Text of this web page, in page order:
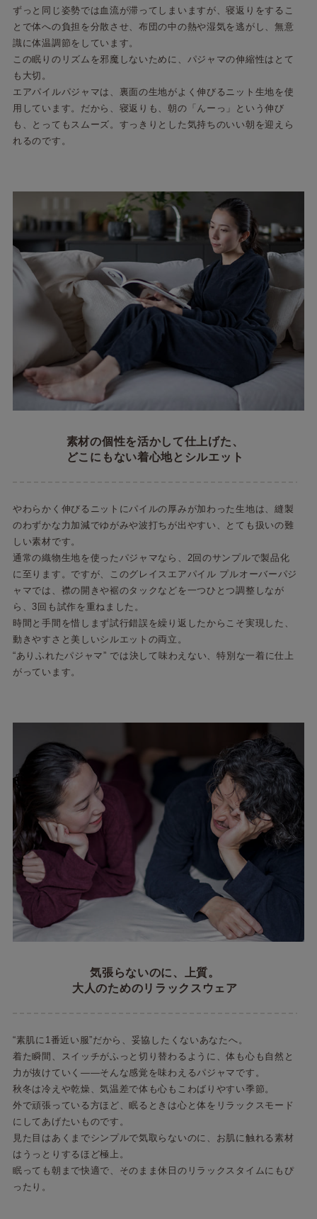
ずっと同じ姿勢では血流が滞ってしまいますが、寝返りをするこ
とで体への負担を分散させ、布団の中の熱や湿気を逃がし、無意
識に体温調節をしています。
この眠りのリズムを邪魔しないために、パジャマの伸縮性はとて
も大切。
エアパイルパジャマは、裏面の生地がよく伸びるニット生地を使
用しています。だから、寝返りも、朝の「んーっ」という伸び
も、とってもスムーズ。すっきりとした気持ちのいい朝を迎えら
れるのです。
素材の個性を活かして仕上げた、
どこにもない着心地とシルエット
やわらかく伸びるニットにパイルの厚みが加わった生地は、縫製
のわずかな力加減でゆがみや波打ちが出やすい、とても扱いの難
しい素材です。
通常の織物生地を使ったパジャマなら、2回のサンプルで製品化
に至ります。ですが、このグレイスエアパイル プルオーバーパジ
ャマでは、襟の開きや裾のタックなどを一つひとつ調整しなが
ら、3回も試作を重ねました。
時間と手間を惜しまず試行錯誤を繰り返したからこそ実現した、
動きやすさと美しいシルエットの両立。
“ありふれたパジャマ” では決して味わえない、特別な一着に仕上
がっています。
気張らないのに、上質。
大人のためのリラックスウェア
“素肌に1番近い服”だから、妥協したくないあなたへ。
着た瞬間、スイッチがふっと切り替わるように、体も心も自然と
力が抜けていく――そんな感覚を味わえるパジャマです。
秋冬は冷えや乾燥、気温差で体も心もこわばりやすい季節。
外で頑張っている方ほど、眠るときは心と体をリラックスモード
にしてあげたいものです。
見た目はあくまでシンプルで気取らないのに、お肌に触れる素材
はうっとりするほど極上。
眠っても朝まで快適で、そのまま休日のリラックスタイムにもぴ
ったり。